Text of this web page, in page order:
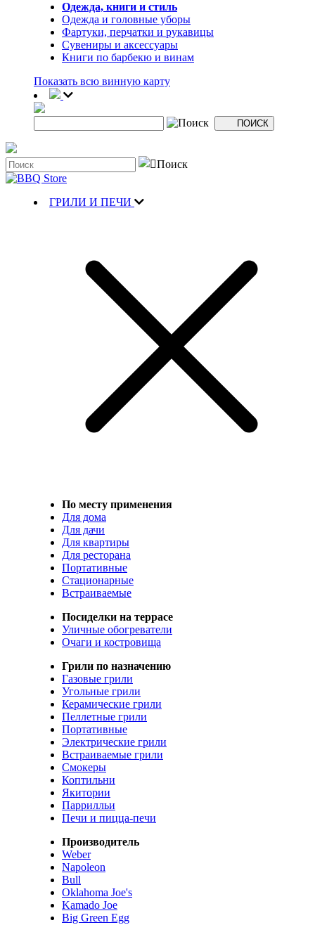
Одежда, книги и стиль
Одежда и головные уборы
Фартуки, перчатки и рукавицы
Сувениры и аксессуары
Книги по барбекю и винам
Показать всю винную карту
ГРИЛИ И ПЕЧИ
По месту применения
Для дома
Для дачи
Для квартиры
Для ресторана
Портативные
Стационарные
Встраиваемые
Посиделки на террасе
Уличные обогреватели
Очаги и костровища
Грили по назначению
Газовые грили
Угольные грили
Керамические грили
Пеллетные грили
Портативные
Электрические грили
Встраиваемые грили
Смокеры
Коптильни
Якитории
Паррилльи
Печи и пицца-печи
Производитель
Weber
Napoleon
Bull
Oklahoma Joe's
Kamado Joe
Big Green Egg